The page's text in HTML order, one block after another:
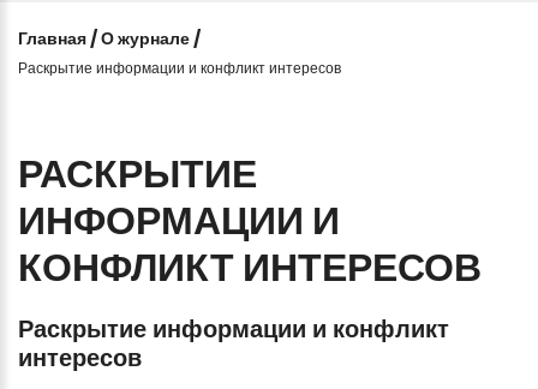
Главная /О журнале /
Раскрытие информации и конфликт интересов
РАСКРЫТИЕ
ИНФОРМАЦИИ И
КОНФЛИКТ ИНТЕРЕСОВ
Раскрытие информации и конфликт
интересов